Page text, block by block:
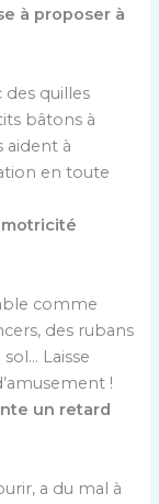
à proposer à
des quilles
bâtons à
aident à
en toute
comme
des rubans
Laisse
!
un retard
a du mal à